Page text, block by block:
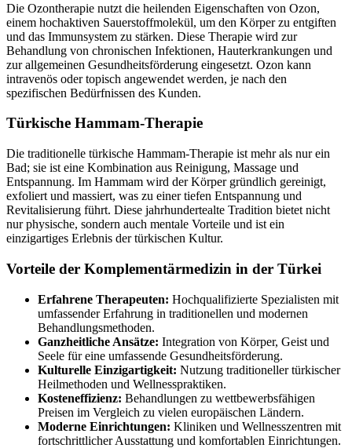
Die Ozontherapie nutzt die heilenden Eigenschaften von Ozon,
einem hochaktiven Sauerstoffmolekül, um den Körper zu entgiften
und das Immunsystem zu stärken. Diese Therapie wird zur
Behandlung von chronischen Infektionen, Hauterkrankungen und
zur allgemeinen Gesundheitsförderung eingesetzt. Ozon kann
intravenös oder topisch angewendet werden, je nach den
spezifischen Bedürfnissen des Kunden.
Türkische Hammam-Therapie
Die traditionelle türkische Hammam-Therapie ist mehr als nur ein
Bad; sie ist eine Kombination aus Reinigung, Massage und
Entspannung. Im Hammam wird der Körper gründlich gereinigt,
exfoliert und massiert, was zu einer tiefen Entspannung und
Revitalisierung führt. Diese jahrhundertealte Tradition bietet nicht
nur physische, sondern auch mentale Vorteile und ist ein
einzigartiges Erlebnis der türkischen Kultur.
Vorteile der Komplementärmedizin in der Türkei
Erfahrene Therapeuten: Hochqualifizierte Spezialisten mit
umfassender Erfahrung in traditionellen und modernen
Behandlungsmethoden.
Ganzheitliche Ansätze: Integration von Körper, Geist und
Seele für eine umfassende Gesundheitsförderung.
Kulturelle Einzigartigkeit: Nutzung traditioneller türkischer
Heilmethoden und Wellnesspraktiken.
Kosteneffizienz: Behandlungen zu wettbewerbsfähigen
Preisen im Vergleich zu vielen europäischen Ländern.
Moderne Einrichtungen: Kliniken und Wellnesszentren mit
fortschrittlicher Ausstattung und komfortablen Einrichtungen.